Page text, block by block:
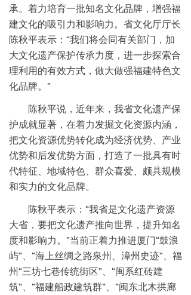
党建研究
承。着力培育一批知名文化品牌，增强福
建文化的吸引力和影响力。省文化厅厅长
陈秋平表示：“我们将会同有关部门，加
大文化遗产保护传承力度，进一步探索合
理利用的有效方式，做大做强福建特色文
化品牌。”
陈秋平说，近年来，我省文化遗产保
护成就显著，在着力发掘文化资源内涵，
把文化资源优势转化成为经济优势、产业
优势和后发优势方面，打造了一批具有时
代特征、地域特色、群众喜爱、颇具规模
和实力的文化品牌。
陈秋平表示：“我省是文化遗产资源
大省，要把文化遗产推向世界，提升知名
度和影响力。”当前正着力推进厦门“鼓浪
屿”、“海上丝绸之路泉州、漳州史迹”、福
州“三坊七巷传统街区”、“闽系红砖建
筑”、“福建船政建筑群”、“闽东北木拱廊